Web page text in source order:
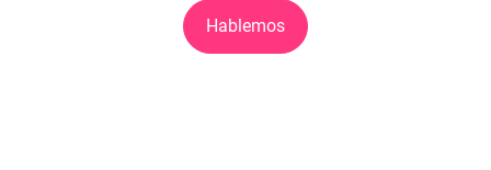
Hablemos